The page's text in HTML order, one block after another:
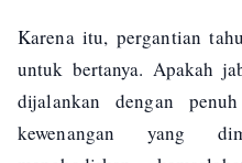
Karena itu, pergantian
untuk bertanya. Apakah
dijalankan dengan
kewenangan yang